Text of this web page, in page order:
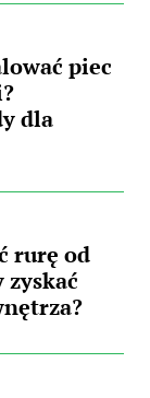
piec
dla
rurę od
zyskać